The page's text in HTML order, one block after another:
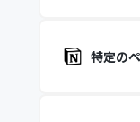
特定の